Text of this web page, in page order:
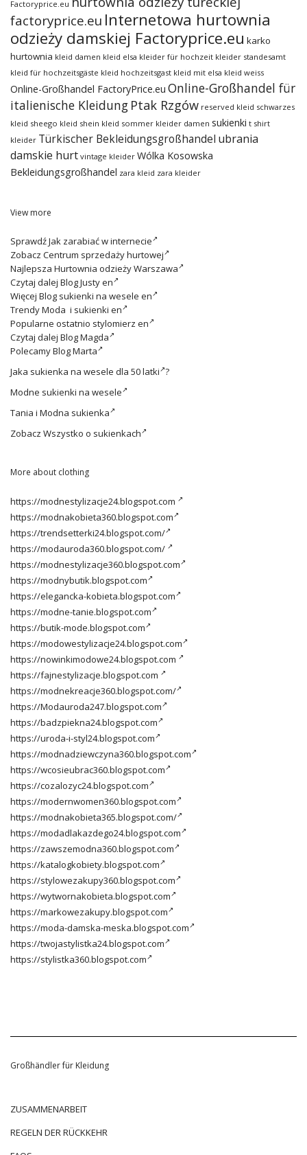
Factoryprice.eu
factoryprice.eu Internetowa hurtownia
odzieży damskiej Factoryprice.eu karko
hurtownia kleid damen kleid elsa kleider für hochzeit kleider standesamt
kleid für hochzeitsgäste kleid hochzeitsgast kleid mit elsa kleid weiss
Online-Großhandel FactoryPrice.eu Online-Großhandel für
italienische Kleidung Ptak Rzgów reserved kleid schwarzes
kleid sheego kleid shein kleid sommer kleider damen sukienki t shirt
kleider Türkischer Bekleidungsgroßhandel ubrania
damskie hurt vintage kleider Wólka Kosowska
Bekleidungsgroßhandel zara kleid zara kleider
View more
SprawdźJak zarabiać w internecie
Zobacz Centrum sprzedaży hurtowej
Najlepsza Hurtownia odzieży Warszawa
Czytaj dalej Blog Justy en
Więcej Blog sukienki na wesele en
TrendyModa i sukienki en
Popularne ostatnio stylomierz en
Czytaj dalej Blog Magda
PolecamyBlog Marta
Jaka sukienka na wesele dla 50 latki ?
Modne sukienki na wesele
Tania i Modna sukienka
Zobacz Wszystko o sukienkach
More about clothing
https://modnestylizacje24.blogspot.com
https://modnakobieta360.blogspot.com
https://trendsetterki24.blogspot.com/
https://modauroda360.blogspot.com/
https://modnestylizacje360.blogspot.com
https://modnybutik.blogspot.com
https://elegancka-kobieta.blogspot.com
https://modne-tanie.blogspot.com
https://butik-mode.blogspot.com
https://modowestylizacje24.blogspot.com
https://nowinkimodowe24.blogspot.com
https://fajnestylizacje.blogspot.com
https://modnekreacje360.blogspot.com/
https://Modauroda247.blogspot.com
https://badzpiekna24.blogspot.com
https://uroda-i-styl24.blogspot.com
https://modnadziewczyna360.blogspot.com
https://wcosieubrac360.blogspot.com
https://cozalozyc24.blogspot.com
https://modernwomen360.blogspot.com
https://modnakobieta365.blogspot.com/
https://modadlakazdego24.blogspot.com
https://zawszemodna360.blogspot.com
https://katalogkobiety.blogspot.com
https://stylowezakupy360.blogspot.com
https://wytwornakobieta.blogspot.com
https://markowezakupy.blogspot.com
https://moda-damska-meska.blogspot.com
https://twojastylistka24.blogspot.com
https://stylistka360.blogspot.com
Großhändler für Kleidung
ZUSAMMENARBEIT
REGELN DER RÜCKKEHR